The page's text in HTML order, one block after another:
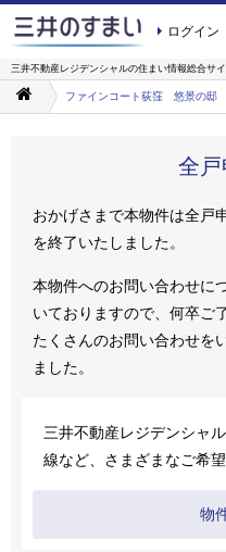
ログイン
三井不動産レジデンシャルの住まい情報総合サイ
ファインコート荻窪 悠景の邸
全
おかげさまで本物件は全戸
を終了いたしました。
本物件へのお問い合わせに
いておりますので、何卒ご
たくさんのお問い合わせを
ました。
三井不動産レジデンシャ
線など、さまざまなご希
物